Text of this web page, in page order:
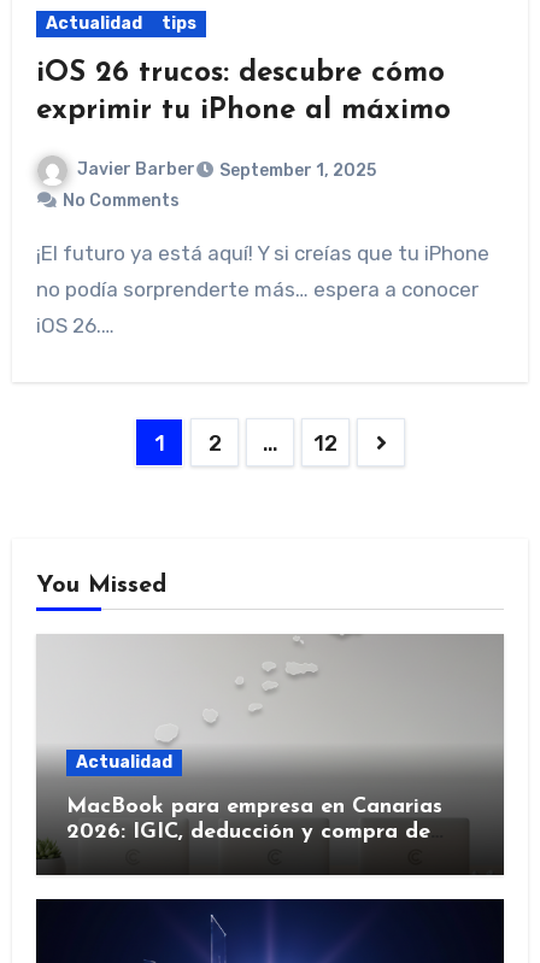
Actualidad tips
iOS 26 trucos: descubre cómo
exprimir tu iPhone al máximo
Javier Barber
September 1, 2025
No Comments
¡El futuro ya está aquí! Y si creías que tu iPhone
no podía sorprenderte más… espera a conocer
iOS 26.…
1 2 … 12
You Missed
Actualidad
MacBook para empresa en Canarias
2026: IGIC, deducción y compra de